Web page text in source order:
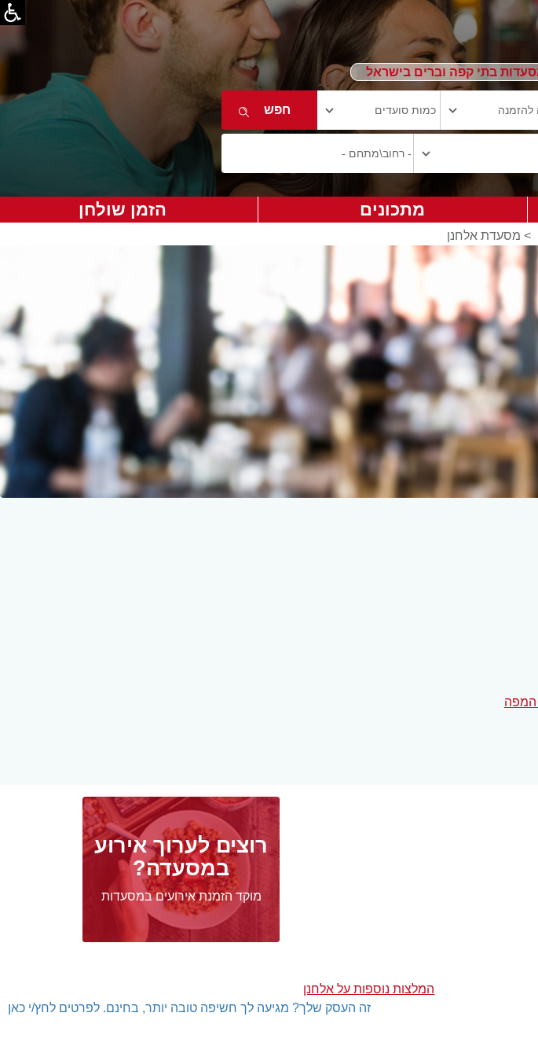
בתי קפה וברים בישראל
מתכונים הזמן שולחן
> מסעדת אלחנן
המפה
המלצות נוספות על אלחנן
רוצים לערוך אירוע
במסעדה?
מוקד הזמנת אירועים במסעדות
זה העסק שלך? מגיעה לך חשיפה טובה יותר, בחינם. לפרטים לחץ/י כאן